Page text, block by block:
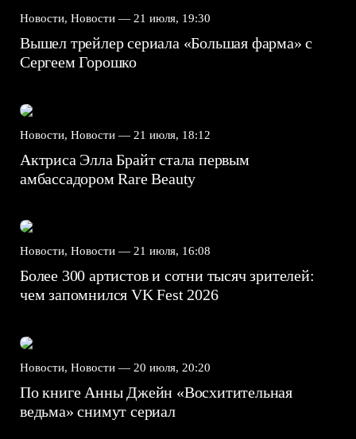
Новости, Новости — 21 июля, 19:30
Вышел трейлер сериала «Большая фарма» с
Сергеем Горошко
Новости, Новости — 21 июля, 18:12
Актриса Элла Брайт стала первым
амбассадором Rare Beauty
Новости, Новости — 21 июля, 16:08
Более 300 артистов и сотни тысяч зрителей:
чем запомнился VK Fest 2026
Новости, Новости — 20 июля, 20:20
По книге Анны Джейн «Восхитительная
ведьма» снимут сериал